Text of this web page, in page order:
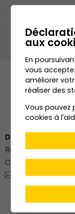
Dénériaz
Route du Stade 76
CH-
1912Leytron
aux
En
vous
améliorer
réaliser des
Vous pouvez
cookies à